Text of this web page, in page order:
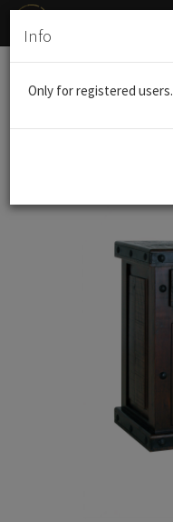
Info
Only for registered users.